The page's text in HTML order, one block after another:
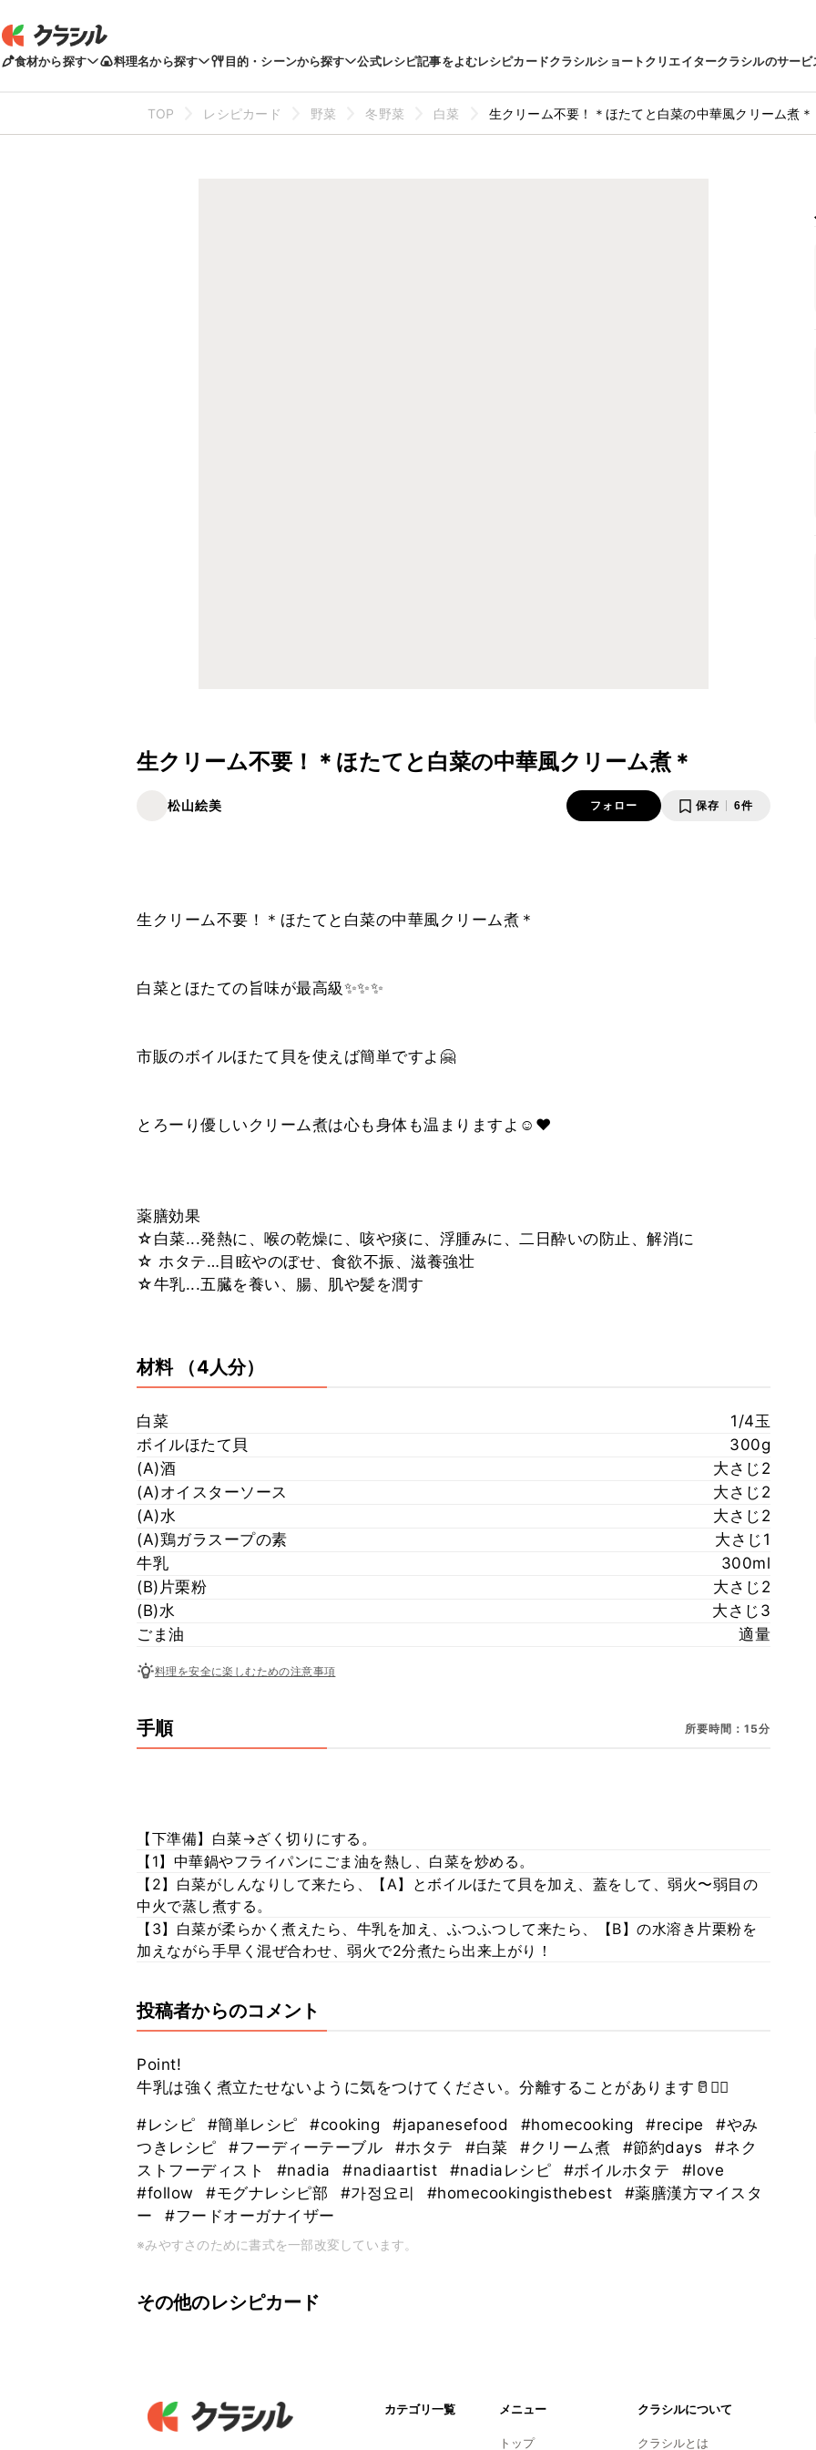
食材から探す 料理名から探す 目的・シーンから探す 公式レシピ記事をよむレシピカードクラシルショートクリエイタークラシルのサービ
TOP レシピカード 野菜 冬野菜 白菜 生クリーム不要！＊ほたてと白菜の中華風クリーム煮＊
生クリーム不要！＊ほたてと白菜の中華風クリーム煮＊
松山絵美 フォロー 保存 6件
生クリーム不要！＊ほたてと白菜の中華風クリーム煮＊
白菜とほたての旨味が最高級✨✨✨
市販のボイルほたて貝を使えば簡単ですよ🤗
とろーり優しいクリーム煮は心も身体も温まりますよ☺️❤️
薬膳効果
☆白菜...発熱に、喉の乾燥に、咳や痰に、浮腫みに、二日酔いの防止、解消に
☆ ホタテ…目眩やのぼせ、食欲不振、滋養強壮
☆牛乳...五臓を養い、腸、肌や髪を潤す
材料 （4人分）
白菜
1/4玉
ボイルほたて貝
300g
(A)酒
大さじ2
(A)オイスターソース
大さじ2
(A)水
大さじ2
(A)鶏ガラスープの素
大さじ1
牛乳
300ml
(B)片栗粉
大さじ2
(B)水
大さじ3
ごま油
適量
料理を安全に楽しむための注意事項
手順 所要時間：15分
【下準備】白菜→ざく切りにする。
【1】中華鍋やフライパンにごま油を熱し、白菜を炒める。
【2】白菜がしんなりして来たら、【A】とボイルほたて貝を加え、蓋をして、弱火〜弱目の
中火で蒸し煮する。
【3】白菜が柔らかく煮えたら、牛乳を加え、ふつふつして来たら、【B】の水溶き片栗粉を
加えながら手早く混ぜ合わせ、弱火で2分煮たら出来上がり！
投稿者からのコメント
Point!
#レシピ #簡単レシピ #cooking #japanesefood #homecooking #recipe
#やみ
つきレシピ
#フーディーテーブル #ホタテ #白菜 #クリーム煮 #節約days
#ネク
ストフーディスト
#nadia #nadiaartist #nadiaレシピ #ボイルホタテ
#love
#follow
#モグナレシピ部 #가정요리 #homecookingisthebest
#薬膳漢方マイスタ
ー
#フードオーガナイザー
※みやすさのために書式を一部改変しています。
その他のレシピカード
カテゴリ一覧 メニュー
トップ
クラシルについて
クラシルとは